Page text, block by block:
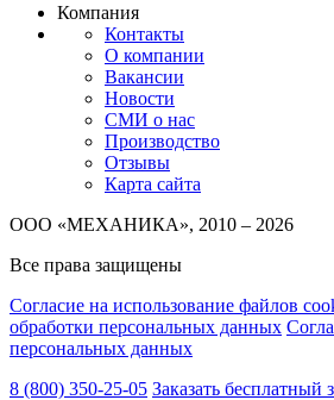
Компания
Контакты
О компании
Вакансии
Новости
СМИ о нас
Производство
Отзывы
Карта сайта
ООО «МЕХАНИКА», 2010 – 2026
Все права защищены
Согласие на использование файлов
обработки персональных данных
персональных данных
8 (800) 350-25-05 Заказать бесплатный